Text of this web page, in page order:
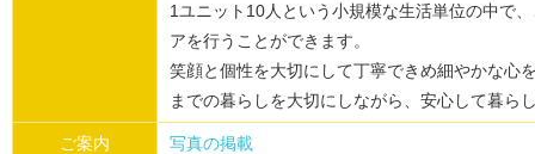
1ユニット10人という小規模な生活単位の中で
アを行うことができます。
笑顔と個性を大切にして丁寧できめ細やかな心
までの暮らしを大切にしながら、安心して暮ら
ご案内
写真の掲載